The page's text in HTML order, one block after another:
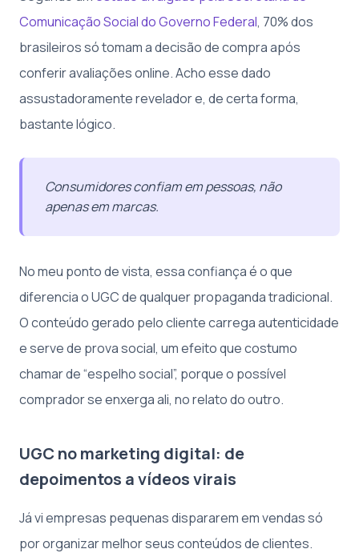
Comunicação Social do Governo Federal, 70% dos
brasileiros só tomam a decisão de compra após
conferir avaliações online. Acho esse dado
assustadoramente revelador e, de certa forma,
bastante lógico.
Consumidores confiam em pessoas, não
apenas em marcas.
No meu ponto de vista, essa confiança é o que
diferencia o UGC de qualquer propaganda tradicional.
O conteúdo gerado pelo cliente carrega autenticidade
e serve de prova social, um efeito que costumo
chamar de “espelho social”, porque o possível
comprador se enxerga ali, no relato do outro.
UGC no marketing digital: de
depoimentos a vídeos virais
Já vi empresas pequenas dispararem em vendas só
por organizar melhor seus conteúdos de clientes.